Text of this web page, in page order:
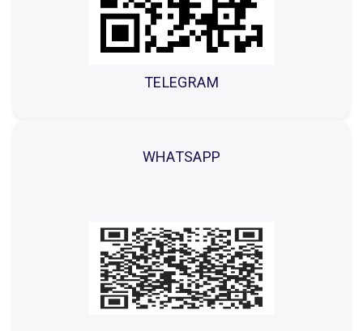
TELEGRAM
WHATSAPP